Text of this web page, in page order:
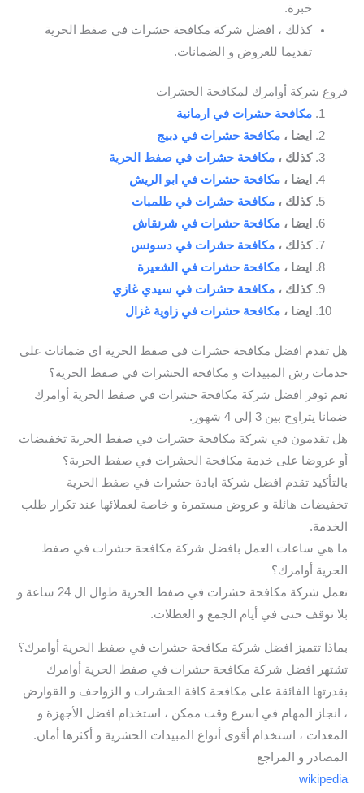
خبرة.
كذلك ، افضل شركة مكافحة حشرات في صفط الحرية
تقديما للعروض و الضمانات.
فروع شركة أوامرك لمكافحة الحشرات
مكافحة حشرات في ارمانية
ايضا ، مكافحة حشرات في دبيج
كذلك ، مكافحة حشرات في صفط الحرية
ايضا ، مكافحة حشرات في ابو الريش
كذلك ، مكافحة حشرات في طلمبات
ايضا ، مكافحة حشرات في شرنقاش
كذلك ، مكافحة حشرات في دسونس
ايضا ، مكافحة حشرات في الشعيرة
كذلك ، مكافحة حشرات في سيدي غازي
ايضا ، مكافحة حشرات في زاوية غزال
هل تقدم افضل مكافحة حشرات في صفط الحرية اي ضمانات على
خدمات رش المبيدات و مكافحة الحشرات في صفط الحرية؟
نعم توفر افضل شركة مكافحة حشرات في صفط الحرية أوامرك
ضمانا يتراوح بين 3 إلى 4 شهور.
هل تقدمون في شركة مكافحة حشرات في صفط الحرية تخفيضات
أو عروضا على خدمة مكافحة الحشرات في صفط الحرية؟
بالتأكيد تقدم افضل شركة ابادة حشرات في صفط الحرية
تخفيضات هائلة و عروض مستمرة و خاصة لعملائها عند تكرار طلب
الخدمة.
ما هي ساعات العمل بافضل شركة مكافحة حشرات في صفط
الحرية أوامرك؟
تعمل شركة مكافحة حشرات في صفط الحرية طوال ال 24 ساعة و
بلا توقف حتى في أيام الجمع و العطلات.
بماذا تتميز افضل شركة مكافحة حشرات في صفط الحرية أوامرك؟
تشتهر افضل شركة مكافحة حشرات في صفط الحرية أوامرك
بقدرتها الفائقة على مكافحة كافة الحشرات و الزواحف و القوارض
، انجاز المهام في اسرع وقت ممكن ، استخدام افضل الأجهزة و
المعدات ، استخدام أقوى أنواع المبيدات الحشرية و أكثرها أمان.
المصادر و المراجع
wikipedia